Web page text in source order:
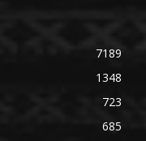
7189
1348
723
685